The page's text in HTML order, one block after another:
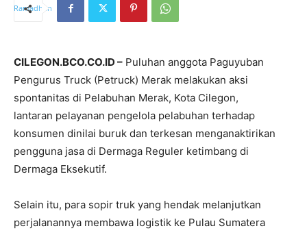
CILEGON.BCO.CO.ID – Puluhan anggota Paguyuban
Pengurus Truck (Petruck) Merak melakukan aksi
spontanitas di Pelabuhan Merak, Kota Cilegon,
lantaran pelayanan pengelola pelabuhan terhadap
konsumen dinilai buruk dan terkesan menganaktirikan
pengguna jasa di Dermaga Reguler ketimbang di
Dermaga Eksekutif.
Selain itu, para sopir truk yang hendak melanjutkan
perjalanannya membawa logistik ke Pulau Sumatera